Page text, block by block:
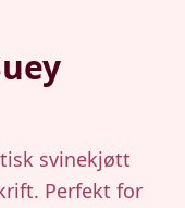
svinekjøtt
Perfekt for